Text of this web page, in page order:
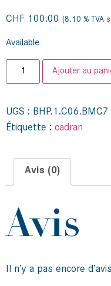
CHF 100.00 (8.10 % TVA
Available
Ajouter au
UGS : BHP.1.C06.BMC7
Étiquette : cadran
Avis (0)
Avis
Il n’y a pas encore